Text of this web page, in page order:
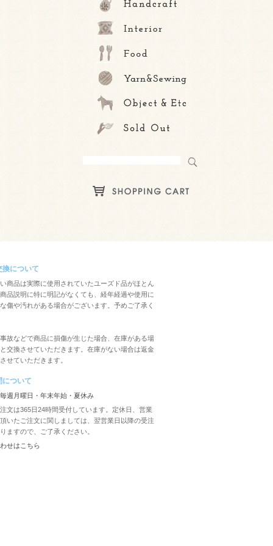
換について
商品は実際に使用されていたユーズド品がほとん
品説明に特に明記がなくても、経年経過や使用に
傷や汚れがある場合がございます。予めご了承く
故などで商品に損傷が生じた場合、在庫がある場
交換させていただきます。在庫がない場合は返金
せていただきます。
について
週月曜日・年末年始・夏休み
文は365日24時間受付しています。定休日、営業
いたご注文に関しましては、翌営業日以降の受注
ますので、ご了承ください。
せは こちら